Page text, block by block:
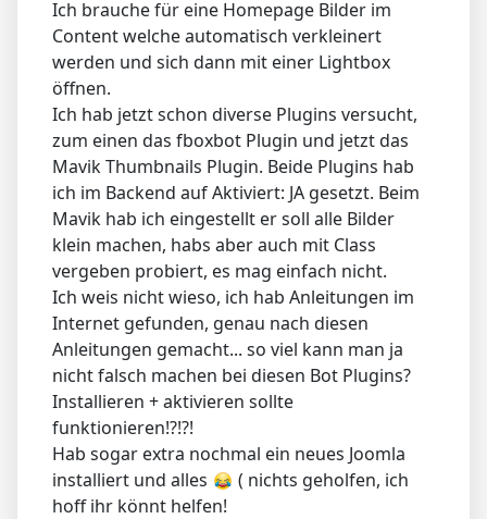
Ich brauche für eine Homepage Bilder im
Content welche automatisch verkleinert
werden und sich dann mit einer Lightbox
öffnen.
Ich hab jetzt schon diverse Plugins versucht,
zum einen das fboxbot Plugin und jetzt das
Mavik Thumbnails Plugin. Beide Plugins hab
ich im Backend auf Aktiviert: JA gesetzt. Beim
Mavik hab ich eingestellt er soll alle Bilder
klein machen, habs aber auch mit Class
vergeben probiert, es mag einfach nicht.
Ich weis nicht wieso, ich hab Anleitungen im
Internet gefunden, genau nach diesen
Anleitungen gemacht... so viel kann man ja
nicht falsch machen bei diesen Bot Plugins?
Installieren + aktivieren sollte
funktionieren!?!?!
Hab sogar extra nochmal ein neues Joomla
installiert und alles
( nichts geholfen, ich
hoff ihr könnt helfen!